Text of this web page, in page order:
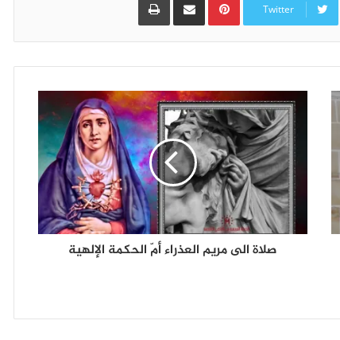
Twitter
صلاة الى مريم العذراء أمّ الحكمة الإلهية